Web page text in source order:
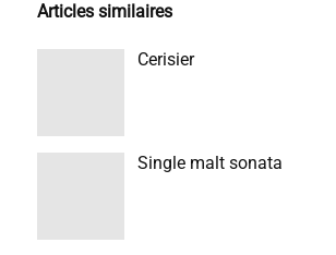
Articles similaires
Cerisier
Single malt sonata